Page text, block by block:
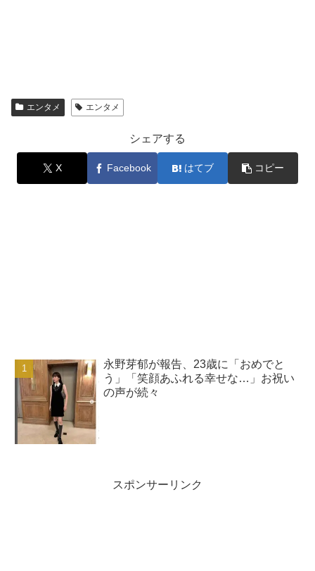
エンタメ エンタメ
シェアする
X Facebook はてブ コピー
永野芽郁が報告、23歳に「おめでと
う」「笑顔あふれる幸せな…」お祝い
の声が続々
スポンサーリンク